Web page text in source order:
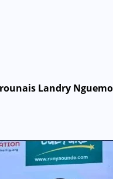
Landry Nguemo